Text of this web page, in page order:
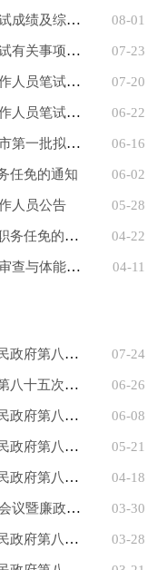
合成绩公示 08-01
安排的公告 07-23
试成绩公示 07-20
关事项的公... 06-22
用人员名单... 06-16
任免的通知 06-02
人员公告 05-28
免的通知 04-22
能测评公告 04-11
次常务会... 07-24
次常务会议 06-26
次常务会... 06-08
次常务会... 05-21
次常务会... 04-18
廉政工作会 03-30
次常务会... 03-28